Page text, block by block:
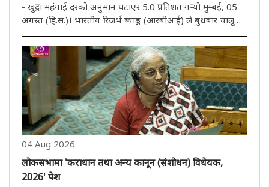
- खुद्रा महंगाई दरको अनुमान घटाएर 5.0 प्रतिशत गऱ्यो मुम्बई, 05
अगस्त (हि.स.)। भारतीय रिजर्भ ब्याङ्क (आरबीआई) ले बुधबार चालू
आर्थिक वर्षका लागि सकल घरेलु उत्पाद (जीडीपी) को वृद्धिको
अनुमान बढाएर 6.7 प्रतिशत पुऱ्याएको छ भने खुद्रा मुद्रास्फीति
घटाएर..
04 Aug 2026
लोकसभामा 'कराधान तथा अन्य कानून (संशोधन) विधेयक,
2026' पेश